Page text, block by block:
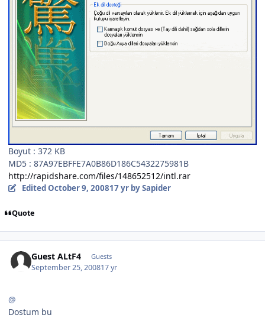
Boyut : 372 KB
MD5 : 87A97EBFFE7A0B86D186C5432275981B
http://rapidshare.com/files/148652512/intl.rar
EditedOctober 9, 200817 yrby Sapider
Quote
Guest ALtF4 Guests
September 25, 200817 yr
@
Dostum bu